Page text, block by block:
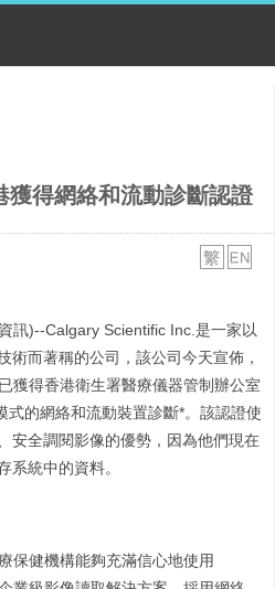
得網絡和流動診斷認證
訊)--Calgary Scientific Inc.是一家以
術而著稱的公司，該公司今天宣佈，
獲得香港衛生署醫療儀器管制辦公室
式的網絡和流動裝置診斷*。該認證使
安全調閱影像的優勢，因為他們現在
系統中的資料。
保健機構能夠充滿信心地使用